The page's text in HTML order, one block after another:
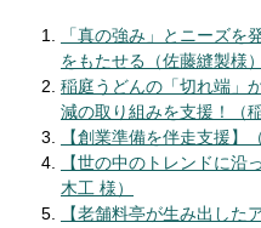
「真の強み」とニーズを
をもたせる（佐藤縫製様）
稲庭うどんの「切れ端」
減の取り組みを支援​！（
【創業準備を伴走支援】​
【世の中のトレンドに沿
木工 様）
【老舗料亭が生み出した